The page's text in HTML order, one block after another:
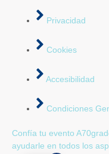
Privacidad
Cookies
Accesibilidad
Condiciones
Confía tu evento
ayudarle en todos los